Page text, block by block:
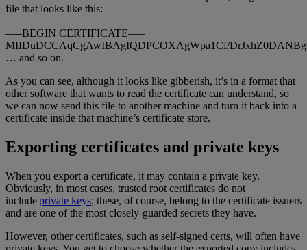
file that looks like this:
—–BEGIN CERTIFICATE—–
MIIDuDCCAqCgAwIBAgIQDPCOXAgWpa1Cf/
… and so on.
As you can see, although it looks like gibberish, it’s in a format that
other software that wants to read the certificate can understand, so
we can now send this file to another machine and turn it back into a
certificate inside that machine’s certificate store.
Exporting certificates and private keys
When you export a certificate, it may contain a private key.
Obviously, in most cases, trusted root certificates do not
includeprivate keys; these, of course, belong to the certificate issuers
and are one of the most closely-guarded secrets they have.
However, other certificates, such as self-signed certs, will often have